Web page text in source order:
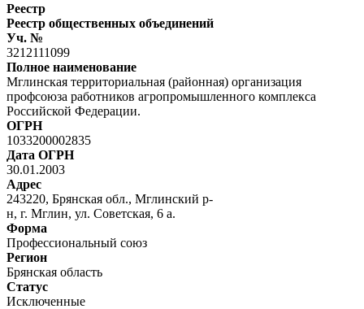
Реестр
Реестр общественных объединений
Уч. №
3212111099
Полное наименование
Мглинская территориальная (районная) организация
профсоюза работников агропромышленного комплекса
Российской Федерации.
ОГРН
1033200002835
Дата ОГРН
30.01.2003
Адрес
243220, Брянская обл., Мглинский р-
н, г. Мглин, ул. Советская, 6 а.
Форма
Профессиональный союз
Регион
Брянская область
Статус
Исключенные